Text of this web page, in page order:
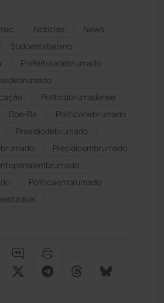
Notícias
News
Sudoestebaiano
Prefeituradebrumado
Políticabrumadense
Dpe-Ba
Políticadebrumado
Presídiodebrumado
Presídioembrumado
Políticaembrumado